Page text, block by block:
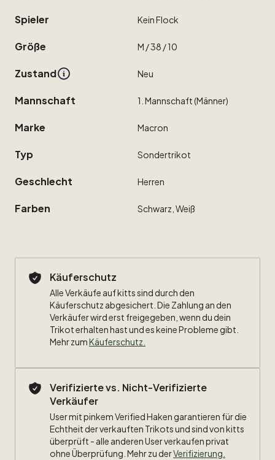
Spieler KeinFlock
Größe M ​/​38 ​/​10
Zustand Neu
Mannschaft 1. Mannschaft(Männer)
Marke Macron
Typ Sondertrikot
Geschlecht Herren
Farben Schwarz, Weiß
Käuferschutz
Alle Verkäufe auf kitts sind durch den
Käuferschutz abgesichert. Die Zahlung an den
Verkäufer wird erst freigegeben, wenn du dein
Trikot erhalten hast und es keine Probleme gibt.
Mehr zumKäuferschutz
Verifizierte vs. Nicht-Verifizierte
Verkäufer
User mit pinkem Verified Haken garantieren für die
Echtheit der verkauften Trikots und sind von kitts
überprüft - alle anderen User verkaufen privat
ohne Überprüfung. Mehr zu derVerifizierung.